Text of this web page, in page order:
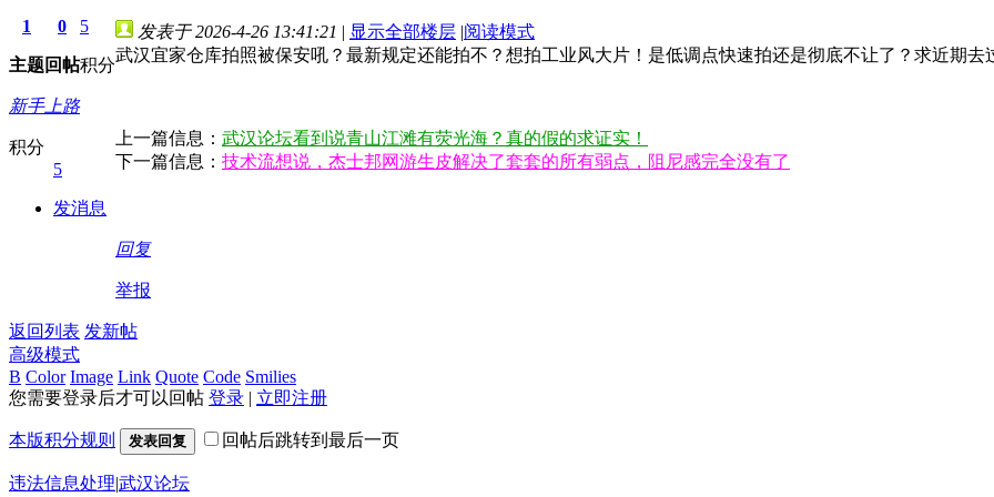
1
主题
0
回帖
5
积分
新手上路
积分
5
发消息
发表于 2026-4-26 13:41:21 | 显示全部楼层 |阅读模式
武汉宜家仓库拍照被保安吼？最新规定还能拍不？想拍工业风大片！是低调点快速拍还是彻底不让了？求近期去
上一篇信息： 武汉论坛看到说青山江滩有荧光海？真的假的求证实！
下一篇信息： 技术流想说，杰士邦网游生皮解决了套套的所有弱点，阻尼感完全没有了
回复
举报
返回列表 发新帖
高级模式
B Color Image Link Quote Code Smilies
您需要登录后才可以回帖 登录 | 立即注册
本版积分规则 发表回复 回帖后跳转到最后一页
违法信息处理|武汉论坛